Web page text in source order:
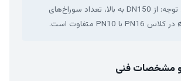
آب‌بندی ۱۶ بار. توجه: از DN150 به بالا، تعداد سوراخ‌های
مشخصات فنی